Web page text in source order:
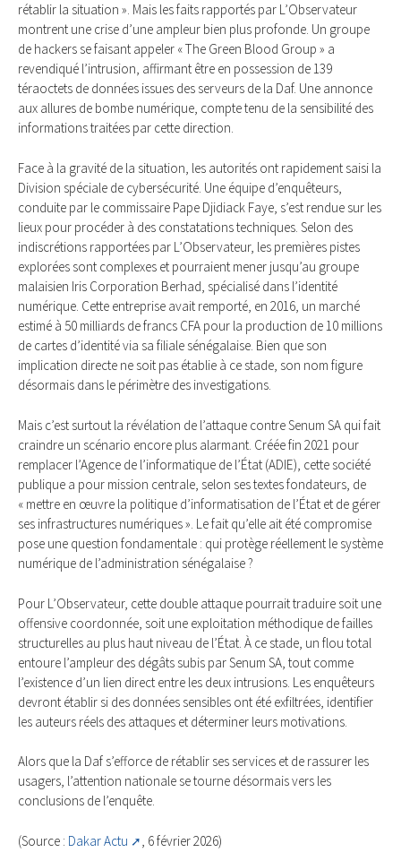
rétablir la situation ». Mais les faits rapportés par L’Observateur
montrent une crise d’une ampleur bien plus profonde. Un groupe
de hackers se faisant appeler « The Green Blood Group » a
revendiqué l’intrusion, affirmant être en possession de 139
téraoctets de données issues des serveurs de la Daf. Une annonce
aux allures de bombe numérique, compte tenu de la sensibilité des
informations traitées par cette direction.
Face à la gravité de la situation, les autorités ont rapidement saisi la
Division spéciale de cybersécurité. Une équipe d’enquêteurs,
conduite par le commissaire Pape Djidiack Faye, s’est rendue sur les
lieux pour procéder à des constatations techniques. Selon des
indiscrétions rapportées par L’Observateur, les premières pistes
explorées sont complexes et pourraient mener jusqu’au groupe
malaisien Iris Corporation Berhad, spécialisé dans l’identité
numérique. Cette entreprise avait remporté, en 2016, un marché
estimé à 50 milliards de francs CFA pour la production de 10 millions
de cartes d’identité via sa filiale sénégalaise. Bien que son
implication directe ne soit pas établie à ce stade, son nom figure
désormais dans le périmètre des investigations.
Mais c’est surtout la révélation de l’attaque contre Senum SA qui fait
craindre un scénario encore plus alarmant. Créée fin 2021 pour
remplacer l’Agence de l’informatique de l’État (ADIE), cette société
publique a pour mission centrale, selon ses textes fondateurs, de
« mettre en œuvre la politique d’informatisation de l’État et de gérer
ses infrastructures numériques ». Le fait qu’elle ait été compromise
pose une question fondamentale : qui protège réellement le système
numérique de l’administration sénégalaise ?
Pour L’Observateur, cette double attaque pourrait traduire soit une
offensive coordonnée, soit une exploitation méthodique de failles
structurelles au plus haut niveau de l’État. À ce stade, un flou total
entoure l’ampleur des dégâts subis par Senum SA, tout comme
l’existence d’un lien direct entre les deux intrusions. Les enquêteurs
devront établir si des données sensibles ont été exfiltrées, identifier
les auteurs réels des attaques et déterminer leurs motivations.
Alors que la Daf s’efforce de rétablir ses services et de rassurer les
usagers, l’attention nationale se tourne désormais vers les
conclusions de l’enquête.
(Source : Dakar Actu , 6 février 2026)